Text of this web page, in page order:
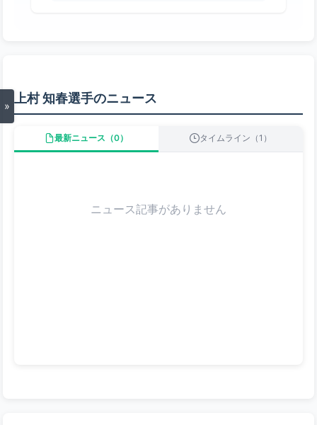
»
上村 知春選手のニュース
最新ニュース（0） タイムライン（1）
ニュース記事がありません